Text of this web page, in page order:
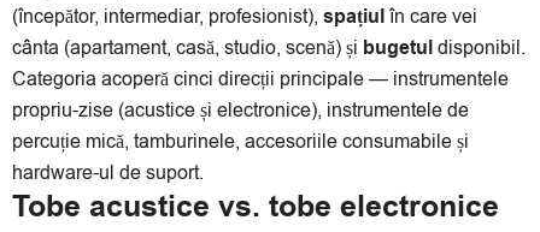
(începător, intermediar, profesionist), spațiulîn care vei
cânta (apartament, casă, studio, scenă) și bugetuldisponibil.
Categoria acoperă cinci direcții principale — instrumentele
propriu-zise (acustice și electronice), instrumentele de
percuție mică, tamburinele, accesoriile consumabile și
hardware-ul de suport.
Tobe acustice vs. tobe electronice